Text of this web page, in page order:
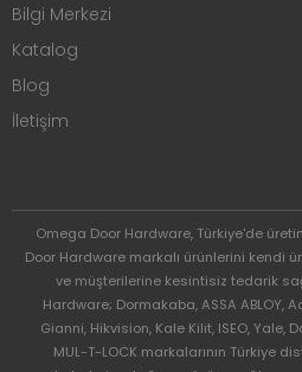
Bilgi Merkezi
Katalog
Blog
İletişim
Omega Door Hardware, Türkiye'de
Door Hardware markalı ürünlerini kendi
ve müşterilerine kesintisiz tedarik
Hardware; Dormakaba, ASSA ABLOY,
Gianni, Hikvision, Kale Kilit, ISEO, Yale,
MUL-T-LOCK markalarının Türkiye